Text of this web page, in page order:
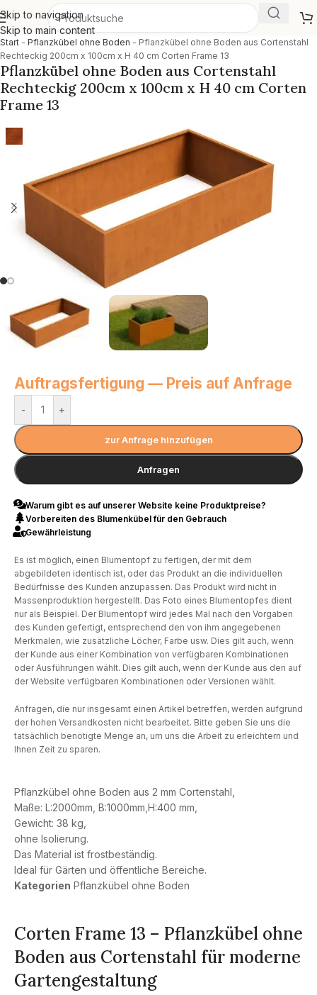
Skip to navigation
Skip to main content
Start - Pflanzkübel ohne Boden - Pflanzkübel ohne Boden aus Cortenstahl
Rechteckig 200cm x 100cm x H 40 cm Corten Frame 13
Pflanzkübel ohne Boden aus Cortenstahl
Rechteckig 200cm x 100cm x H 40 cm Corten
Frame 13
Pflanzkübel ohne Boden aus 2 mm Cortenstahl,
Maße: L:2000mm, B:1000mm,H:400 mm,
Gewicht: 38 kg,
ohne Isolierung.
Das Material ist frostbeständig.
Ideal für Gärten und öffentliche Bereiche.
Kategorien Pflanzkübel ohne Boden
Corten Frame 13 – Pflanzkübel ohne
Boden aus Cortenstahl für moderne
Gartengestaltung
Auftragsfertigung — Preis auf Anfrage
- +
zur Anfrage hinzufügen
Anfragen
Warum gibt es auf unserer Website keine Produktpreise?
Vorbereiten des Blumenkübel für den Gebrauch
Gewährleistung
Es ist möglich, einen Blumentopf zu fertigen, der mit dem
abgebildeten identisch ist, oder das Produkt an die individuellen
Bedürfnisse des Kunden anzupassen. Das Produkt wird nicht in
Massenproduktion hergestellt. Das Foto eines Blumentopfes dient
nur als Beispiel. Der Blumentopf wird jedes Mal nach den Vorgaben
des Kunden gefertigt, entsprechend den von ihm angegebenen
Merkmalen, wie zusätzliche Löcher, Farbe usw. Dies gilt auch, wenn
der Kunde aus einer Kombination von verfügbaren Kombinationen
oder Ausführungen wählt. Dies gilt auch, wenn der Kunde aus den auf
der Website verfügbaren Kombinationen oder Versionen wählt.
Anfragen, die nur insgesamt einen Artikel betreffen, werden aufgrund
der hohen Versandkosten nicht bearbeitet. Bitte geben Sie uns die
tatsächlich benötigte Menge an, um uns die Arbeit zu erleichtern und
Ihnen Zeit zu sparen.